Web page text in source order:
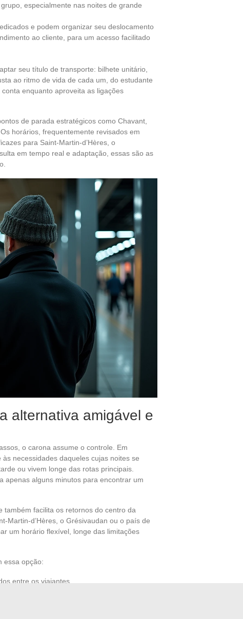
especialmente nas noites de grande
e podem organizar seu deslocamento
ao cliente, para um acesso facilitado
seu título de transporte: bilhete unitário,
ao ritmo de vida de cada um, do estudante
enquanto aproveita as ligações
de parada estratégicos como Chavant,
horários, frequentemente revisados em
para Saint-Martin-d’Hères, o
em tempo real e adaptação, essas são as
alternativa amigável e
o carona assume o controle. Em
necessidades daqueles cujas noites se
ou vivem longe das rotas principais.
apenas alguns minutos para encontrar um
também facilita os retornos do centro da
Martin-d’Hères, o Grésivaudan ou o país de
um horário flexível, longe das limitações
essa opção:
entre os viajantes.